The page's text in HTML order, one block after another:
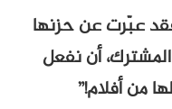
فقد عبّرت عن حزنها
أن نفعل
من أفلام!”